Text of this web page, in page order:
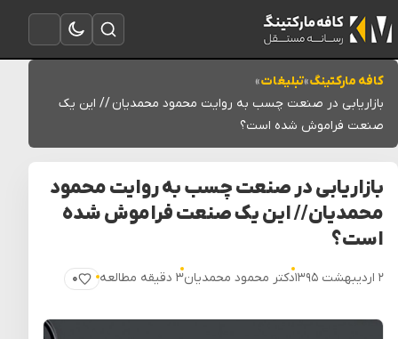
باز کردن منو
تغییر به حالت تاریک
باز کردن جستجو
کافه مارکتینگ»تبلیغات»
بازاریابی در صنعت چسب به روایت محمود محمدیان // این یک
صنعت فراموش شده است؟
بازاریابی در صنعت چسب به روایت محمود
محمدیان // این یک صنعت فراموش شده
است؟
۲ اردیبهشت ۱۳۹۵ دکتر محمود محمدیان۳ دقیقه مطالعه ۰
پسندیدن